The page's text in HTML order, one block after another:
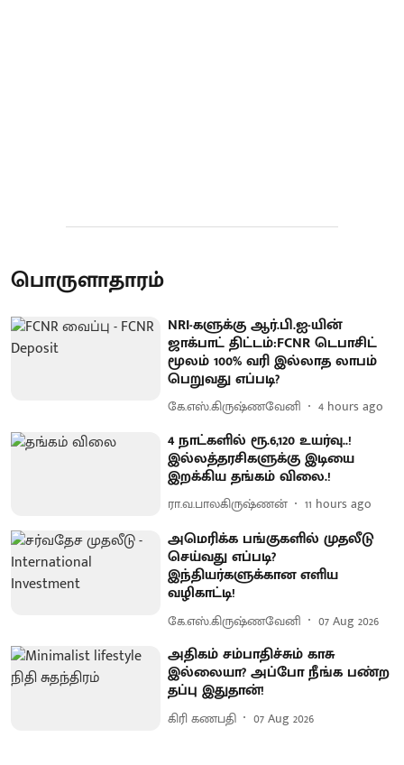
பொருளாதாரம்
NRI-களுக்கு ஆர்.பி.ஐ-யின்
ஜாக்பாட் திட்டம்:FCNR டெபாசிட்
மூலம் 100% வரி இல்லாத லாபம்
பெறுவது எப்படி?
கே.எஸ்.கிருஷ்ணவேனி 4 hours ago
4 நாட்களில் ரூ.6,120 உயர்வு..!
இல்லத்தரசிகளுக்கு இடியை
இறக்கிய தங்கம் விலை.!
ரா.வ.பாலகிருஷ்ணன் 11 hours ago
அமெரிக்க பங்குகளில் முதலீடு
செய்வது எப்படி?
இந்தியர்களுக்கான எளிய
வழிகாட்டி!
கே.எஸ்.கிருஷ்ணவேனி 07 Aug 2026
அதிகம் சம்பாதிச்சும் காசு
இல்லையா? அப்போ நீங்க பண்ற
தப்பு இதுதான்!
கிரி கணபதி 07 Aug 2026